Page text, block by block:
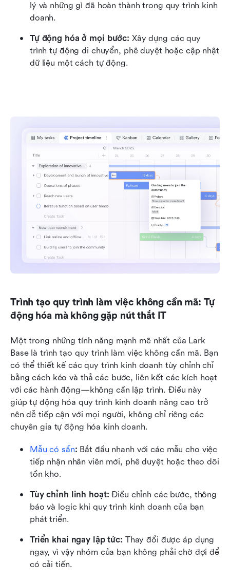
lý và những gì đã hoàn thành trong quy trình kinh
doanh.
Tự động hóa ở mọi bước: Xây dựng các quy
trình tự động di chuyển, phê duyệt hoặc cập nhật
dữ liệu một cách tự động.
Trình tạo quy trình làm việc không cần mã: Tự
động hóa mà không gặp nút thắt IT
Một trong những tính năng mạnh mẽ nhất của Lark
Base là trình tạo quy trình làm việc không cần mã. Bạn
có thể thiết kế các quy trình kinh doanh tùy chỉnh chỉ
bằng cách kéo và thả các bước, liên kết các kích hoạt
với các hành động—không cần lập trình. Điều này
giúp tự động hóa quy trình kinh doanh nâng cao trở
nên dễ tiếp cận với mọi người, không chỉ riêng các
chuyên gia tự động hóa kinh doanh.
Mẫu có sẵn: Bắt đầu nhanh với các mẫu cho việc
tiếp nhận nhân viên mới, phê duyệt hoặc theo dõi
tồn kho.
Tùy chỉnh linh hoạt: Điều chỉnh các bước, thông
báo và logic khi quy trình kinh doanh của bạn
phát triển.
Triển khai ngay lập tức: Thay đổi được áp dụng
ngay, vì vậy nhóm của bạn không phải chờ đợi để
có cải tiến.